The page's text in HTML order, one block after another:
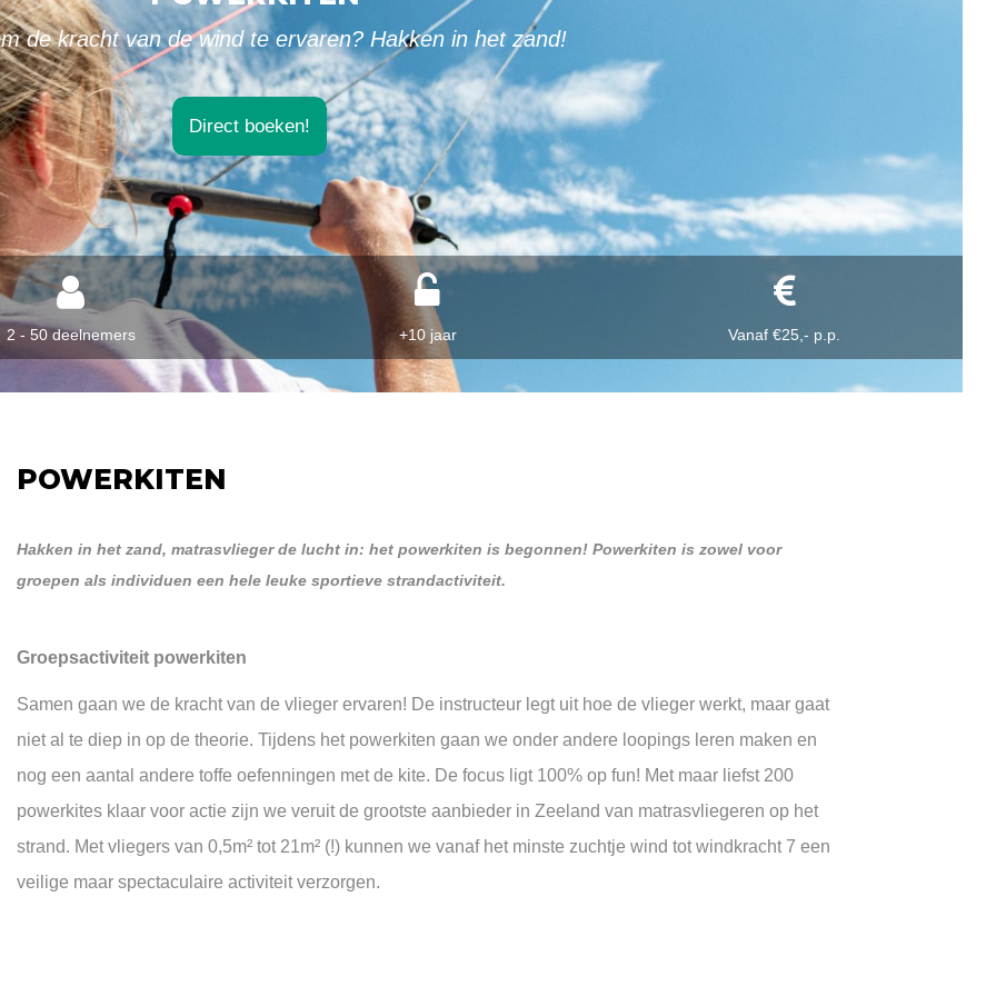
de kracht van de wind te ervaren? Hakken in het zand!
Direct boeken!
2 - 50 deelnemers +10 jaar Vanaf €25,- p.p.
POWERKITEN
Hakken in het zand, matrasvlieger de lucht in: het powerkiten is begonnen! Powerkiten is zowel voor
groepen als individuen een hele leuke sportieve strandactiviteit.
Groepsactiviteit powerkiten
Samen gaan we de kracht van de vlieger ervaren! De instructeur legt uit hoe de vlieger werkt, maar gaat
niet al te diep in op de theorie. Tijdens het powerkiten gaan we onder andere loopings leren maken en
nog een aantal andere toffe oefenningen met de kite. De focus ligt 100% op fun! Met maar liefst 200
powerkites klaar voor actie zijn we veruit de grootste aanbieder in Zeeland van matrasvliegeren op het
strand. Met vliegers van 0,5m² tot 21m² (!) kunnen we vanaf het minste zuchtje wind tot windkracht 7 een
veilige maar spectaculaire activiteit verzorgen.